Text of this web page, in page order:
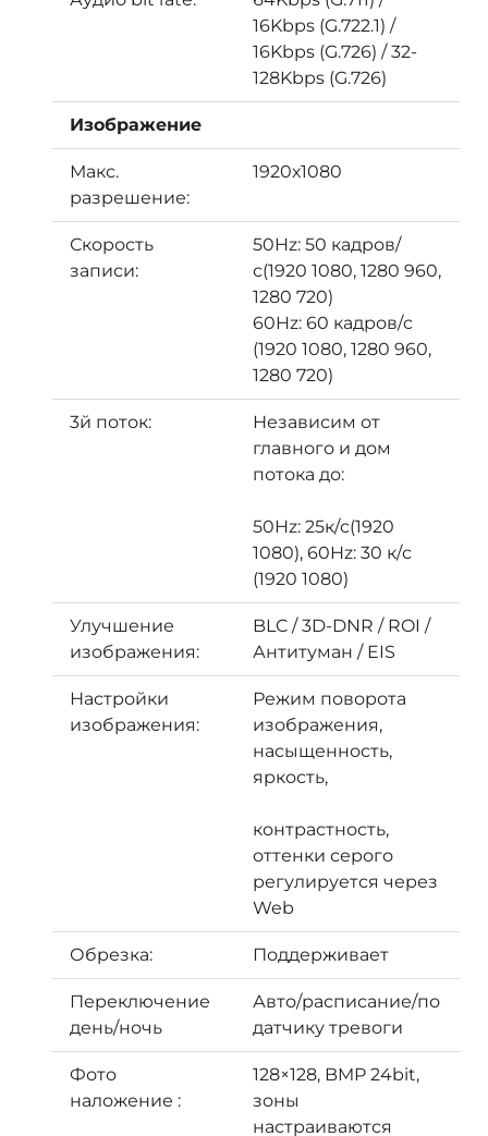
16Kbps (G.722.1) /
16Kbps (G.726) / 32-
128Kbps (G.726)
Изображение
Макс.
разрешение:
1920х1080
Скорость
записи:
50Hz: 50 кадров/
с(1920 1080, 1280 960,
1280 720)
60Hz: 60 кадров/с
(1920 1080, 1280 960,
1280 720)
3й поток:
Независим от
главного и дом
потока до:
50Hz: 25к/с(1920
1080), 60Hz: 30 к/с
(1920 1080)
Улучшение
изображения:
BLC / 3D-DNR / ROI /
Антитуман / EIS
Настройки
изображения:
Режим поворота
изображения,
насыщенность,
яркость,
контрастность,
оттенки серого
регулируется через
Web
Обрезка: Поддерживает
Переключение
день/ночь
Авто/расписание/по
датчику тревоги
Фото
наложение :
128×128, BMP 24bit,
зоны
настраиваются